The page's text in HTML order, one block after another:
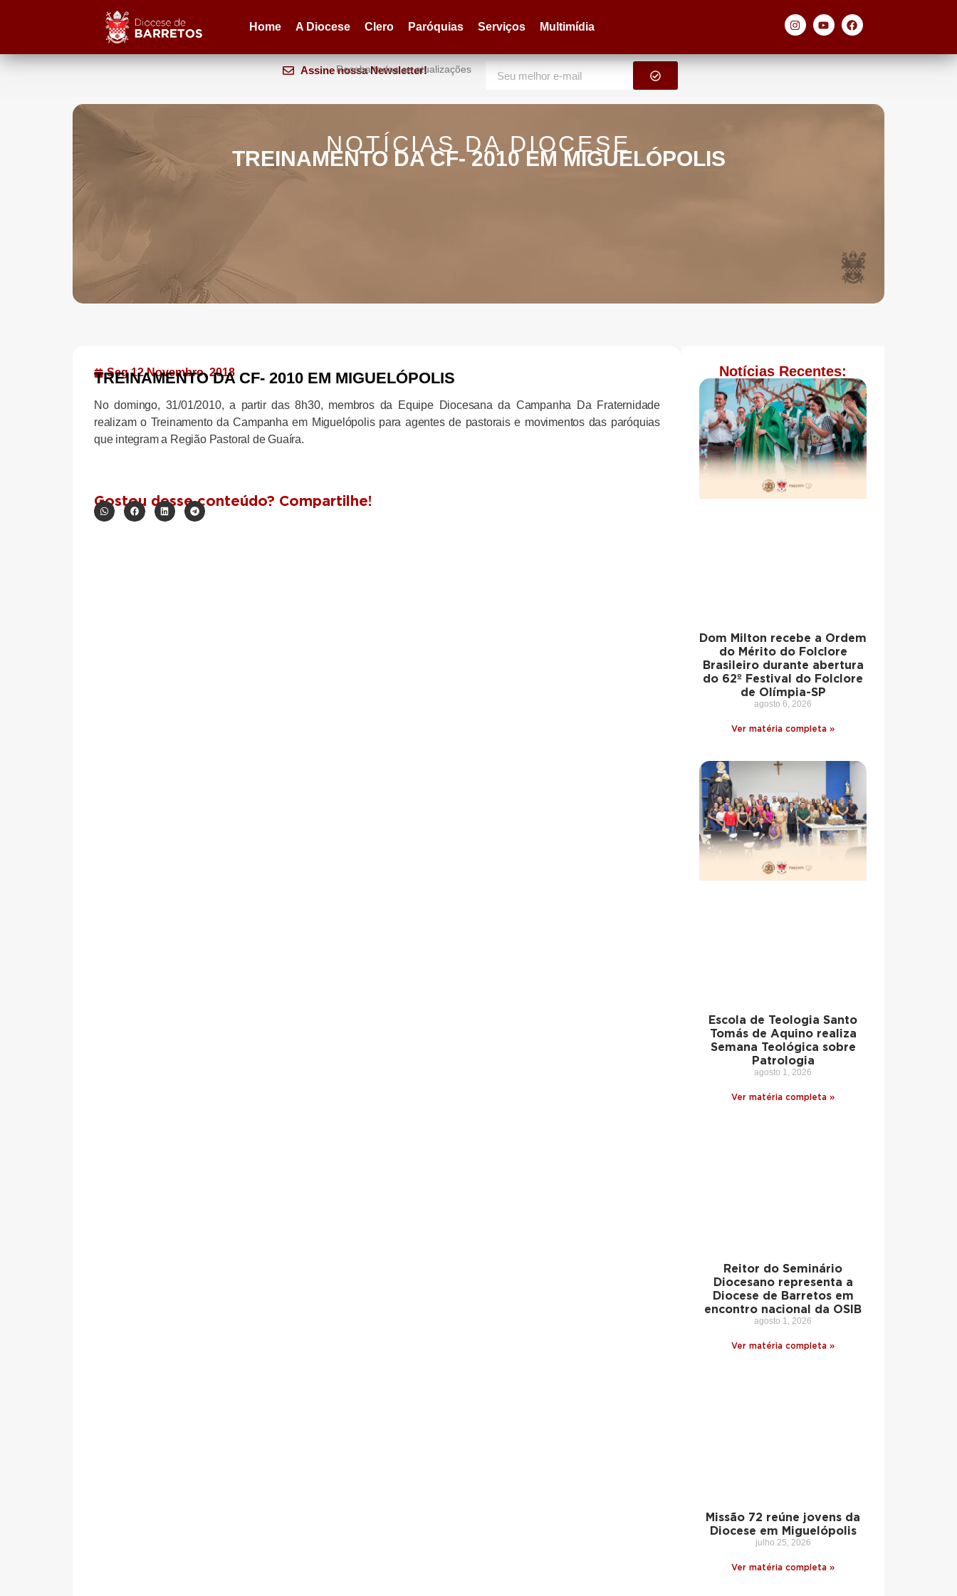
Home A Diocese Clero Paróquias Serviços Multimídia
Assine nossa Newsletter!
Receba todas as atualizações
NOTÍCIAS DA DIOCESE
TREINAMENTO DA CF- 2010 EM MIGUELÓPOLIS
Seg 12 Novembro, 2018
TREINAMENTO DA CF- 2010 EM MIGUELÓPOLIS
No domingo, 31/01/2010, a partir das 8h30, membros da Equipe Diocesana da Campanha Da Fraternidade
realizam o Treinamento da Campanha em Miguelópolis para agentes de pastorais e movimentos das paróquias
que integram a Região Pastoral de Guaíra.
Gostou desse conteúdo? Compartilhe!
Notícias Recentes:
Dom Milton recebe a Ordem
do Mérito do Folclore
Brasileiro durante abertura
do 62º Festival do Folclore
de Olímpia-SP
agosto 6, 2026
Ver matéria completa »
Escola de Teologia Santo
Tomás de Aquino realiza
Semana Teológica sobre
Patrologia
agosto 1, 2026
Ver matéria completa »
Reitor do Seminário
Diocesano representa a
Diocese de Barretos em
encontro nacional da OSIB
agosto 1, 2026
Ver matéria completa »
Missão 72 reúne jovens da
Diocese em Miguelópolis
julho 25, 2026
Ver matéria completa »